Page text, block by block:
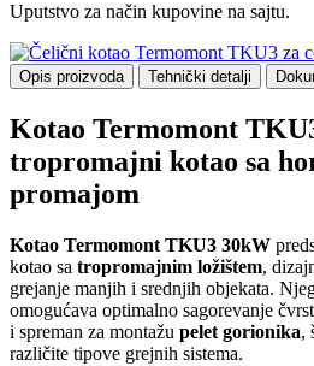
Uputstvo za način kupovine na sajtu.
Opis proizvoda Tehnički detalji
Kotao Termomont
tropromajni kotao sa
promajom
Kotao Termomont TKU3 30kW
kotao sa tropromajnim ložištem,
grejanje manjih i srednjih objekata.
omogućava optimalno sagorevanje
i spreman za montažu pelet gorionika,
različite tipove grejnih sistema.